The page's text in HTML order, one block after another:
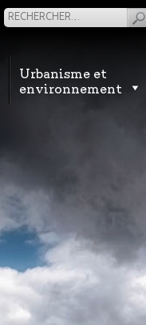
Urbanisme et
environnement